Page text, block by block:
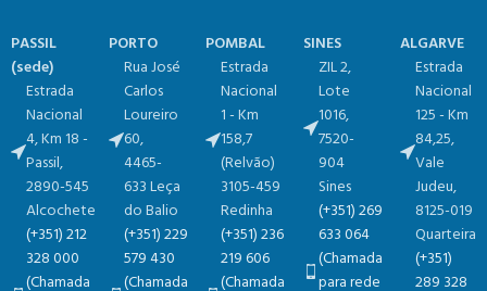
PASSIL
(sede)
Estrada
Nacional
4, Km 18​​ -
Passil,
2890-545
Alcochete
(+351) 212
328 000
(Chamada
PORTO
Rua José
Carlos
Loureiro
60,
4465-
633 Leça
do Balio
(+351) 229
579 430
(Chamada
POMBAL
Estrada
Nacional
1 - Km
158,7​
(Relvão)​
3105-459
Redinha
(+351) 236
219 606
(Chamada
SINES
ZIL 2,
Lote
1016​,
7520-
904
Sines
(+351) 269
633 064
(Chamada
para rede
ALGARVE
Estrada
Nacional
125 - Km
84,25​,
Vale
Judeu,
8125-019
Quarteira
(+351)
289 328